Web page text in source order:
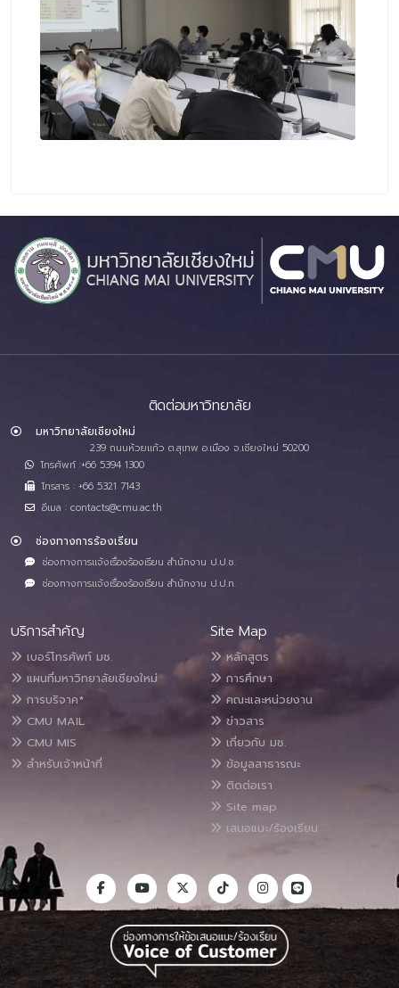
ติดต่อมหาวิทยาลัย
มหาวิทยาลัยเชียงใหม่
239 ถนนห้วยแก้ว ต.สุเทพ อ.เมือง จ.เชียงใหม่ 50200
โทรศัพท์ :+66 5394 1300
โทรสาร : +66 5321 7143
อีเมล : contacts@cmu.ac.th
ช่องทางการร้องเรียน
ช่องทางการแจ้งเรื่องร้องเรียน สำนักงาน ป.ป.ช.
ช่องทางการแจ้งเรื่องร้องเรียน สำนักงาน ป.ป.ท.
บริการสำคัญ
เบอร์โทรศัพท์ มช.
แผนที่มหาวิทยาลัยเชียงใหม่
การบริจาค*
CMU MAIL
CMU MIS
สำหรับเจ้าหน้าที่
Site Map
หลักสูตร
การศึกษา
คณะและหน่วยงาน
ข่าวสาร
เกี่ยวกับ มช.
ข้อมูลสาธารณะ
ติดต่อเรา
Site map
เสนอแนะ/ร้องเรียน